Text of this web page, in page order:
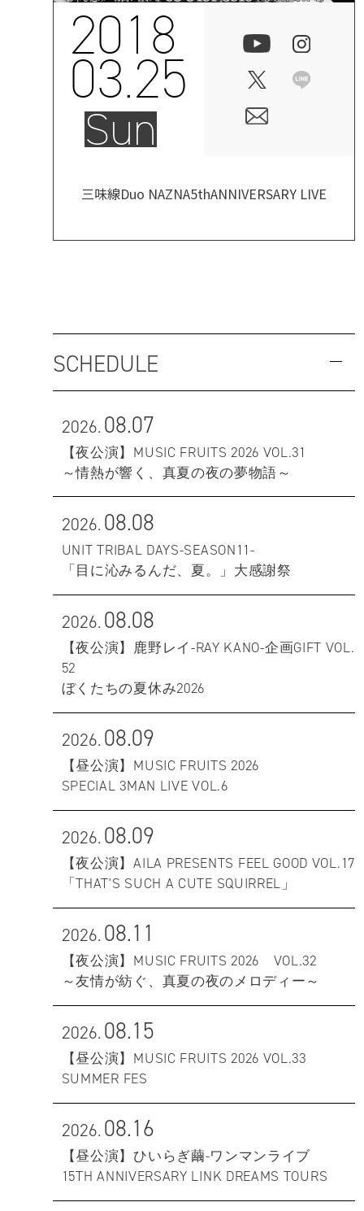
2018
03.25
Sun
三味線Duo NAZNA5thANNIVERSARY LIVE
SCHEDULE
2026.08.07
【夜公演】MUSIC FRUITS 2026 VOL.31
～情熱が響く、真夏の夜の夢物語～
2026.08.08
UNIT TRIBAL DAYS-SEASON11-
「目に沁みるんだ、夏。」大感謝祭
2026.08.08
【夜公演】鹿野レイ-RAY KANO-企画GIFT VOL.
52
ぼくたちの夏休み2026
2026.08.09
【昼公演】MUSIC FRUITS 2026
SPECIAL 3MAN LIVE VOL.6
2026.08.09
【夜公演】AILA PRESENTS FEEL GOOD VOL.17
「THAT'S SUCH A CUTE SQUIRREL」
2026.08.11
【夜公演】MUSIC FRUITS 2026 VOL.32
～友情が紡ぐ、真夏の夜のメロディー～
2026.08.15
【昼公演】MUSIC FRUITS 2026 VOL.33
SUMMER FES
2026.08.16
【昼公演】ひいらぎ繭-ワンマンライブ
15TH ANNIVERSARY LINK DREAMS TOURS